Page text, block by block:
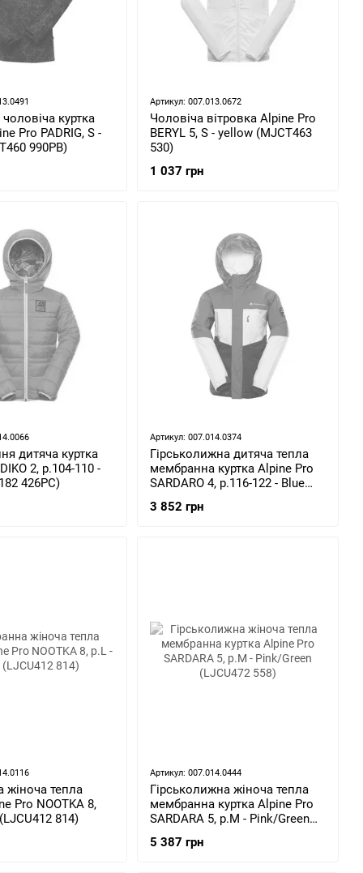
куртка
Pro PADRIG, S -
990PB)
Артикул: 007.013.0672
Чоловіча вітровка Alpine Pro
BERYL 5, S - yellow (MJCT463
530)
1 037 грн
дитяча куртка
2, р.104-110 -
426PC)
Артикул: 007.014.0374
Гірськолижна дитяча тепла
мембранна куртка Alpine Pro
SARDARO 4, р.116-122 - Blue
3 852 грн
тепла
Pro NOOTKA 8,
814)
Артикул: 007.014.0444
Гірськолижна жіноча тепла
мембранна куртка Alpine Pro
SARDARA 5, р.M - Pink/Green
5 387 грн